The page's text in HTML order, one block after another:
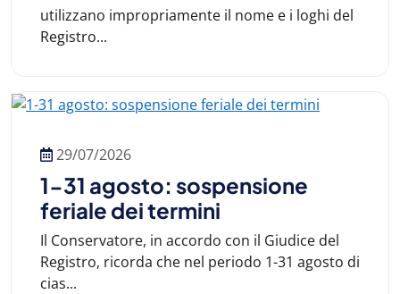
utilizzano impropriamente il nome e i loghi del
Registro...
29/07/2026
1-31 agosto: sospensione
feriale dei termini
Il Conservatore, in accordo con il Giudice del
Registro, ricorda che nel periodo 1-31 agosto di
cias...